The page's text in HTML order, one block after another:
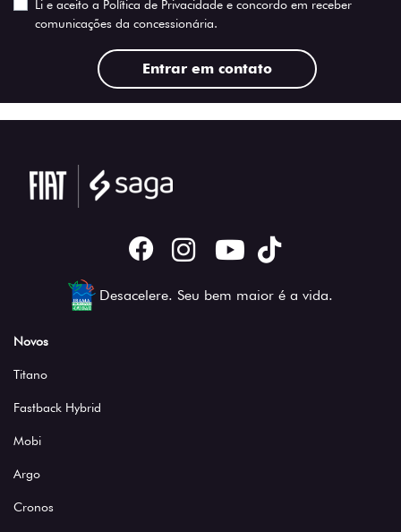
Li e aceito a Política de Privacidade e concordo em receber
comunicações da concessionária.
Entrar em contato
Desacelere. Seu bem maior é a vida.
Novos
Titano
Fastback Hybrid
Mobi
Argo
Cronos